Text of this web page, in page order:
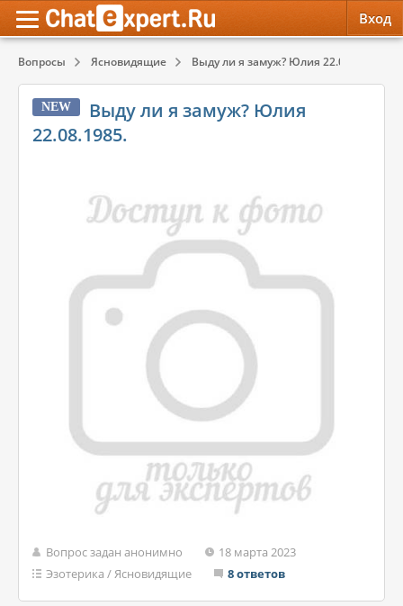
Вход
Вопросы Ясновидящие Выду ли я замуж? Юлия 22.08.1985.
NEW
Выду ли я замуж? Юлия
22.08.1985.
Вопрос задан анонимно
18 марта 2023
Эзотерика /Ясновидящие 8 ответов
Психология
Эзотерика
Психология
Эзотерика
Обратная связь
Служба поддержки